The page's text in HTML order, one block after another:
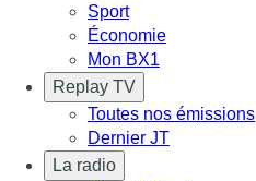
Sport
Économie
Mon BX1
Replay TV
Toutes nos émissions
Dernier JT
La radio